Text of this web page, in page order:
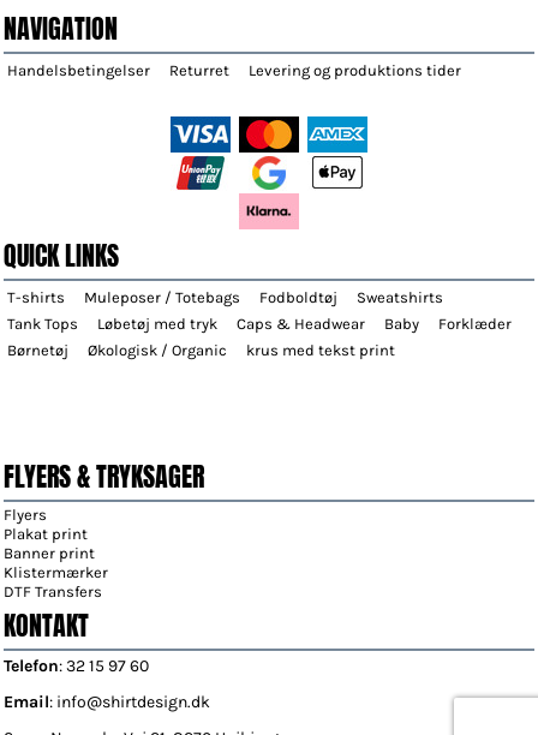
NAVIGATION
Handelsbetingelser Returret Levering og produktions tider
QUICK LINKS
T-shirts Muleposer / Totebags Fodboldtøj
Sweatshirts
Tank Tops
Løbetøj med tryk Caps & Headwear Baby
Forklæder
Børnetøj
Økologisk / Organic krus med tekst print
FLYERS & TRYKSAGER
Flyers
Plakat print
Banner print
Klistermærker
DTF Transfers
KONTAKT
Telefon: 32 15 97 60
Email: info@shirtdesign.dk